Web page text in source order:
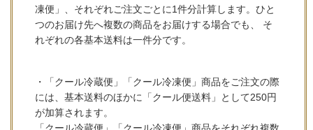
凍便」、それぞれご注文ごとに1件分計算します。ひと
つのお届け先へ複数の商品をお届けする場合でも、 そ
れぞれの各基本送料は一件分です。
・「クール冷蔵便」「クール冷凍便」商品をご注文の際
には、基本送料のほかに「クール便送料」として250円
が加算されます。